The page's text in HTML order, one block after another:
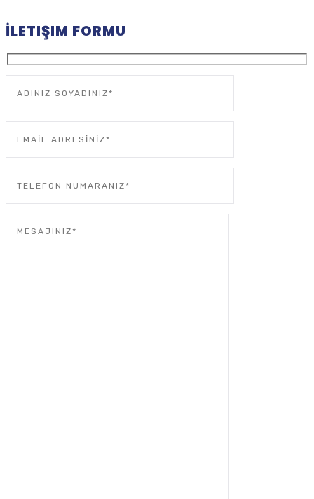
İLETIŞIM FORMU